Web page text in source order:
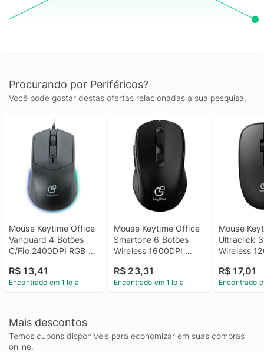
Procurando por Periféricos?
Você pode gostar destas ofertas relacionadas a sua pesquisa.
Mouse Keytime Office
Vanguard 4 Botões
C/Fio 2400DPI RGB
R$ 13,41
Encontrado em 1 loja
Mouse Keytime Office
Smartone 6 Botões
Wireless 1600DPI
R$ 23,31
Encontrado em 1 loja
Mouse
Ultraclick
Wireless
R$ 17,01
Encontrado
Mais descontos
Temos cupons disponíveis para economizar em suas compras
online.